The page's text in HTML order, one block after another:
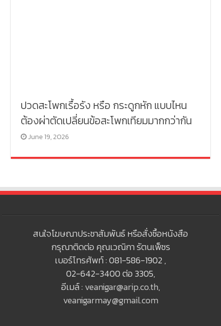
ปวดสะโพกเรื้อรัง หรือ กระดูกหัก แบบไหน
ต้องผ่าตัดเปลี่ยนข้อสะโพกเทียมมากกว่ากัน
June 19, 2026
สนใจโฆษณาประชาสัมพันธ์ หรือสั่งซื้อหนังสือ
กรุณาติดต่อ คุณเวณิกา รัตนเพ็ชร
เบอร์โทรศัพท์ : 081-586-1902 ,
02-642-3400 ต่อ 3305,
อีเมล์ : veanigar@arip.co.th,
veanigarmay@gmail.com